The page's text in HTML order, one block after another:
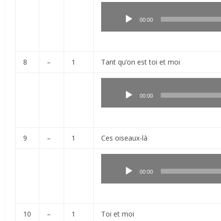
00:00
8 – 1 Tant qu’on est toi et moi
00:00
9 – 1 Ces oiseaux-là
00:00
10 – 1 Toi et moi